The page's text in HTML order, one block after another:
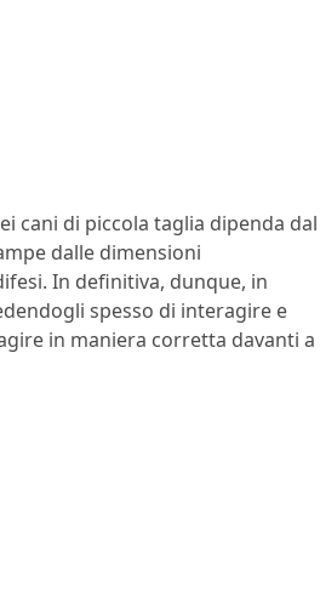
cani di piccola taglia dipenda dal
dalle dimensioni
In definitiva, dunque, in
spesso di interagire e
in maniera corretta davanti a